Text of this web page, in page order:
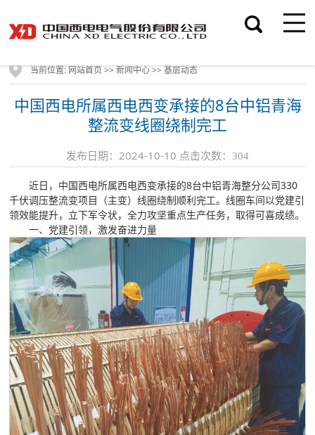
当前位置:网站首页>>新闻中心>>基层动态
中国西电所属西电西变承接的8台中铝青海
整流变线圈绕制完工
发布日期：2024-10-10 点击次数： 304
近日，中国西电所属西电西变承接的8台中铝青海整分公司330
千伏调压整流变项目（主变）线圈绕制顺利完工。线圈车间以党建引
领效能提升，立下军令状，全力攻坚重点生产任务，取得可喜成绩。
一、党建引领，激发奋进力量